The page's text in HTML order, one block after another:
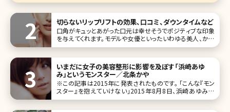
切らないリップリフトの効果、口コミ、ダウンタイムなど
口角がキュッとあがった口元は幸せそうでポジティブな印象
を与えてくれます。モデルや女優といったいわゆる美人、かわ
いいと言われる女性たちも皆、口角があがっている人ばか
いまだに女子の美容整形に影響を及ぼす「浜崎あゆ
み」というモンスター／北条かや
※この記事は2015年に発表されたものです。 「こんな『モン
スター』を抱えていけない」――2015年8月8日、浜崎あゆみが
NHK総合の番組「SONGS」に出演し、人気絶頂だった20歳前